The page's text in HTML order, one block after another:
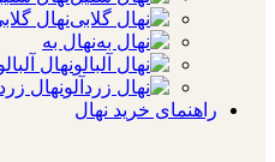
نهال
نهال به
نهال
نهال
راهنمای خرید نهال